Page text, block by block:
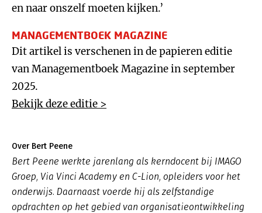
en naar onszelf moeten kijken.’
MANAGEMENTBOEK MAGAZINE
Dit artikel is verschenen in de papieren editie
van Managementboek Magazine in september
2025.
Bekijk deze editie >
Over Bert Peene
Bert Peene werkte jarenlang als kerndocent bij IMAGO
Groep, Via Vinci Academy en C-Lion, opleiders voor het
onderwijs. Daarnaast voerde hij als zelfstandige
opdrachten op het gebied van organisatieontwikkeling